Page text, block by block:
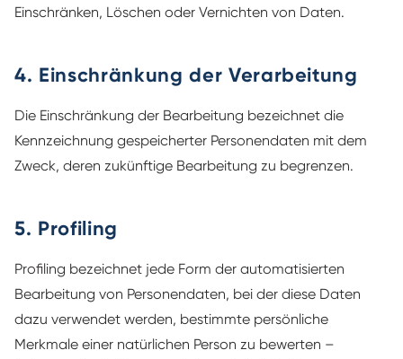
Einschränken, Löschen oder Vernichten von Daten.
4. Einschränkung der Verarbeitung
Die Einschränkung der Bearbeitung bezeichnet die
Kennzeichnung gespeicherter Personendaten mit dem
Zweck, deren zukünftige Bearbeitung zu begrenzen.
5. Profiling
Profiling bezeichnet jede Form der automatisierten
Bearbeitung von Personendaten, bei der diese Daten
dazu verwendet werden, bestimmte persönliche
Merkmale einer natürlichen Person zu bewerten –